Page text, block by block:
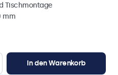
Tischmontage
mm
In den Warenkorb